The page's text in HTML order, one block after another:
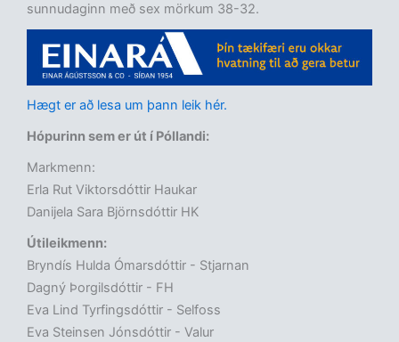
sunnudaginn með sex mörkum 38-32.
Hægt er að lesa um þann leik hér.
Hópurinn sem er út í Póllandi:
Markmenn:
Erla Rut Viktorsdóttir Haukar
Danijela Sara Björnsdóttir HK
Útileikmenn:
Bryndís Hulda Ómarsdóttir - Stjarnan
Dagný Þorgilsdóttir - FH
Eva Lind Tyrfingsdóttir - Selfoss
Eva Steinsen Jónsdóttir - Valur